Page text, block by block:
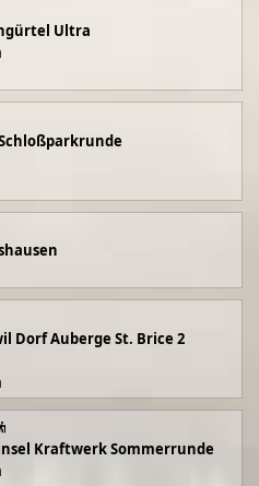
Ultra
Dorf Auberge St. Brice 2
Kraftwerk Sommerrunde